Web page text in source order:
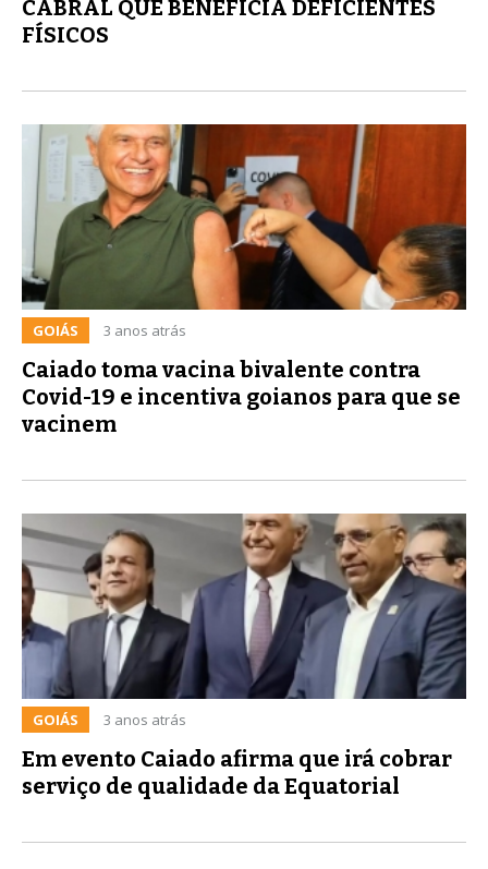
CABRAL QUE BENEFICIA DEFICIENTES
FÍSICOS
GOIÁS 3 anos atrás
Caiado toma vacina bivalente contra
Covid-19 e incentiva goianos para que se
vacinem
GOIÁS 3 anos atrás
Em evento Caiado afirma que irá cobrar
serviço de qualidade da Equatorial